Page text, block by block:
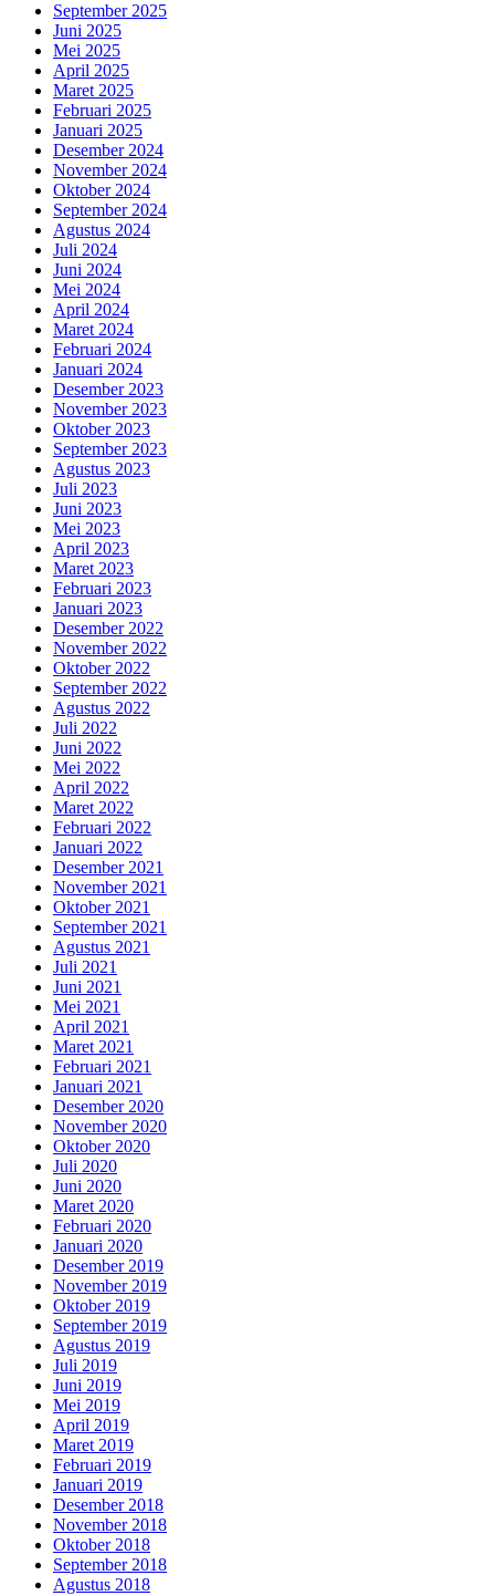
September 2025
Juni 2025
Mei 2025
April 2025
Maret 2025
Februari 2025
Januari 2025
Desember 2024
November 2024
Oktober 2024
September 2024
Agustus 2024
Juli 2024
Juni 2024
Mei 2024
April 2024
Maret 2024
Februari 2024
Januari 2024
Desember 2023
November 2023
Oktober 2023
September 2023
Agustus 2023
Juli 2023
Juni 2023
Mei 2023
April 2023
Maret 2023
Februari 2023
Januari 2023
Desember 2022
November 2022
Oktober 2022
September 2022
Agustus 2022
Juli 2022
Juni 2022
Mei 2022
April 2022
Maret 2022
Februari 2022
Januari 2022
Desember 2021
November 2021
Oktober 2021
September 2021
Agustus 2021
Juli 2021
Juni 2021
Mei 2021
April 2021
Maret 2021
Februari 2021
Januari 2021
Desember 2020
November 2020
Oktober 2020
Juli 2020
Juni 2020
Maret 2020
Februari 2020
Januari 2020
Desember 2019
November 2019
Oktober 2019
September 2019
Agustus 2019
Juli 2019
Juni 2019
Mei 2019
April 2019
Maret 2019
Februari 2019
Januari 2019
Desember 2018
November 2018
Oktober 2018
September 2018
Agustus 2018